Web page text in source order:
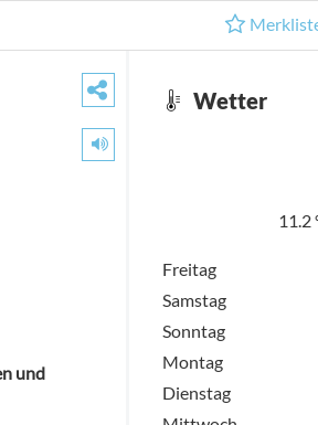
und
Wetter
11.2
Freitag
Samstag
Sonntag
Montag
Dienstag